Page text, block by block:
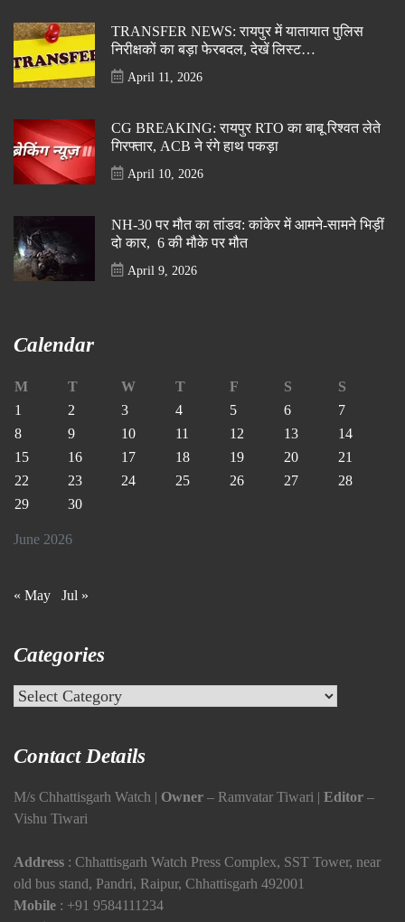
TRANSFER NEWS: रायपुर में यातायात पुलिस
निरीक्षकों का बड़ा फेरबदल, देखें लिस्ट…
April 11, 2026
CG BREAKING: रायपुर RTO का बाबू रिश्वत लेते
गिरफ्तार, ACB ने रंगे हाथ पकड़ा
April 10, 2026
NH-30 पर मौत का तांडव: कांकेर में आमने-सामने भिड़ीं
दो कार, 6 की मौके पर मौत
April 9, 2026
Calendar
June 2026
M T W T F S
S
1
2 3 4 5 6
7
8
9 10 11 12 13
14
15
16 17 18 19 20
21
22
23 24 25 26 27
28
29
30
« May Jul »
Categories
Categories
Contact Details
M/s Chhattisgarh Watch | Owner – Ramvatar Tiwari | Editor –
Vishu Tiwari
Address : Chhattisgarh Watch Press Complex, SST Tower, near
old bus stand, Pandri, Raipur, Chhattisgarh 492001
Mobile : +91 9584111234